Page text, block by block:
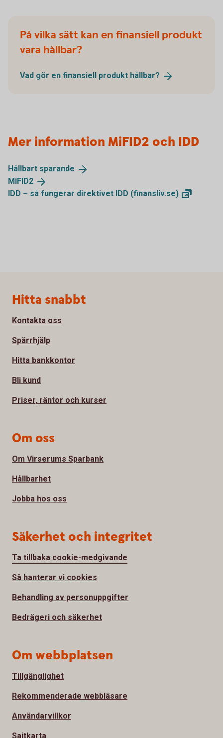
På vilka sätt kan en finansiell produkt
vara hållbar?
Vad gör en finansiell produkt hållbar?
Mer information MiFID2 och IDD
Hållbart sparande
MiFID2
IDD – så fungerar direktivet IDD (finansliv.se)
Sidfot
Hitta snabbt
Kontakta oss
Spärrhjälp
Hitta bankkontor
Bli kund
Priser, räntor och kurser
Om oss
Om Virserums Sparbank
Hållbarhet
Jobba hos oss
Säkerhet och integritet
Ta tillbaka cookie-medgivande
Så hanterar vi cookies
Behandling av personuppgifter
Bedrägeri och säkerhet
Om webbplatsen
Tillgänglighet
Rekommenderade webbläsare
Användarvillkor
Sajtkarta